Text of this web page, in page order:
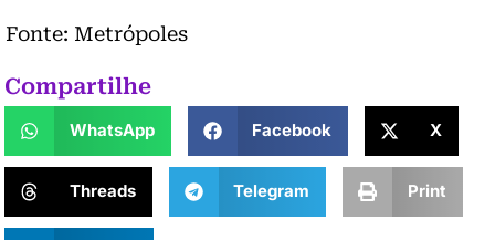
Fonte: Metrópoles
Compartilhe
WhatsApp Facebook X
Threads Telegram Print